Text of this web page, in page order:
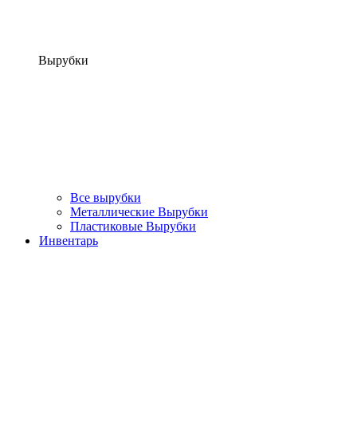
Вырубки
Все вырубки
Металлические Вырубки
Пластиковые Вырубки
Инвентарь